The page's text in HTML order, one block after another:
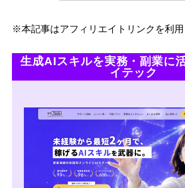
※本記事はアフィリエイトリンクを利用
生成AIスキルを実務・副業に
イテック